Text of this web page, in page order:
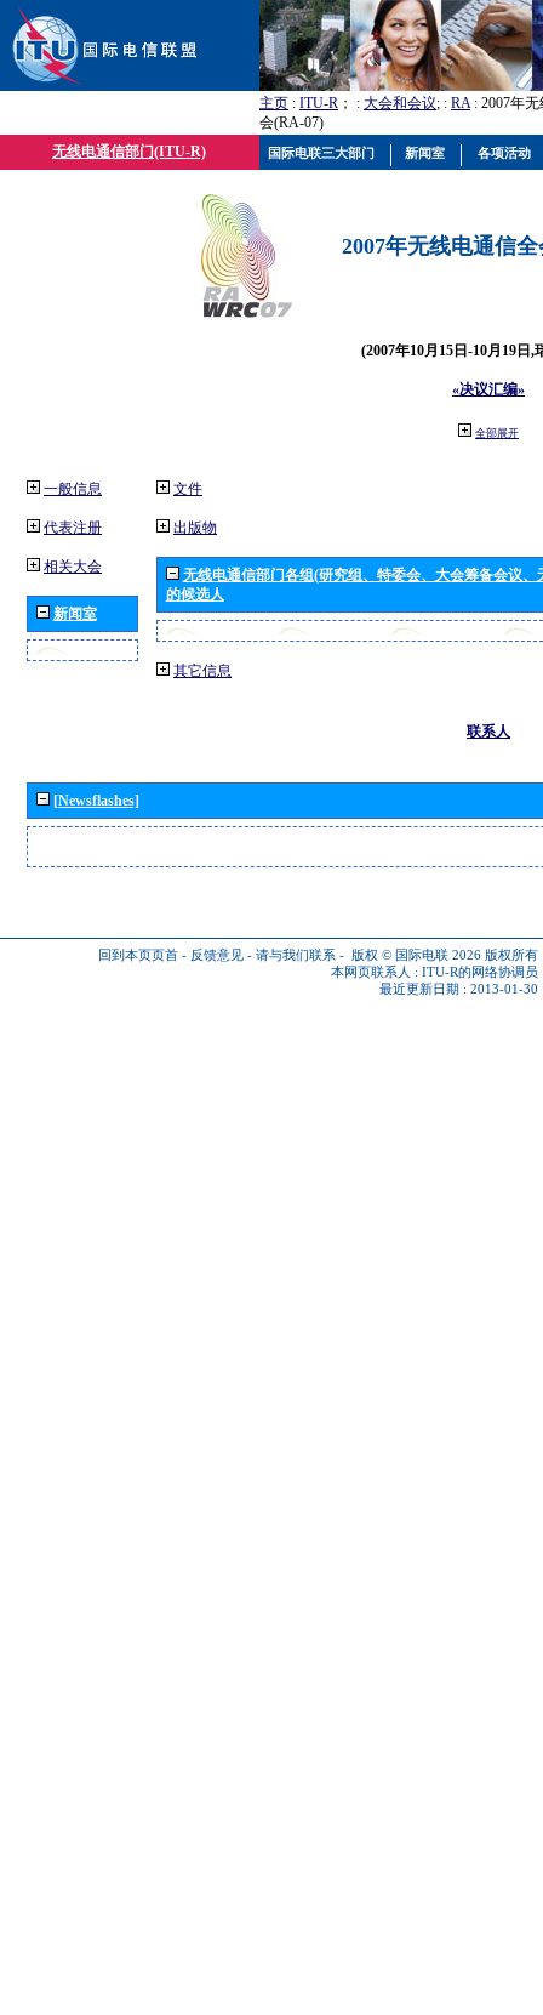
主页 : ITU-R ； : 大会和会议; : RA: 2007年
会(RA-07)
无线电通信部门(ITU-R)
2007年无线电通信
(2007年10月15日-10月19日,
«决议汇编»
全部展开
一般信息
代表注册
相关大会
新闻室
文件
出版物
无线电通信部门各组(研究组、特委会、大会筹备会议
的候选人
其它信息
联系人
[Newsflashes]
回到本页页首 - 反馈意见 - 请与我们联系 - 版权 © 国际电联 2026 版权所有
本网页联系人 : ITU-R的网络协调员
最近更新日期 : 2013-01-30
国际电联三大部门 新闻室 各项活动